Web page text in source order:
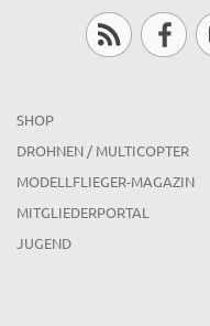
SHOP
DROHNEN / MULTICOPTER
MODELLFLIEGER-MAGAZIN
MITGLIEDERPORTAL
JUGEND